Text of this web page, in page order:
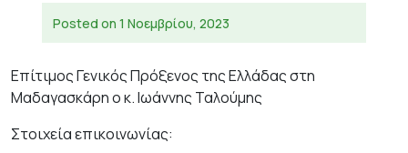
Posted on 1 Νοεμβρίου, 2023
Επίτιμος Γενικός Πρόξενος της Ελλάδας στη
Μαδαγασκάρη ο κ. Ιωάννης Ταλούμης
Στοιχεία επικοινωνίας: